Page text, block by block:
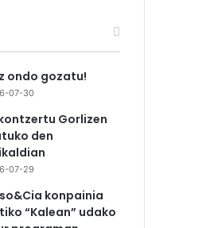
ondo gozatu!
07-30
Gorlizen
den
07-29
konpainia
“Kalean” udako